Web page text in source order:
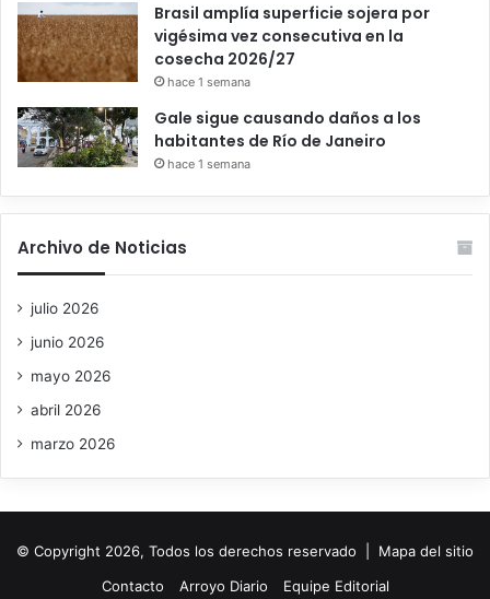
Brasil amplía superficie sojera por
vigésima vez consecutiva en la
cosecha 2026/27
hace 1 semana
Gale sigue causando daños a los
habitantes de Río de Janeiro
hace 1 semana
Archivo de Noticias
julio 2026
junio 2026
mayo 2026
abril 2026
marzo 2026
© Copyright 2026, Todos los derechos reservado | Mapa del sitio
Contacto
Arroyo Diario Equipe Editorial